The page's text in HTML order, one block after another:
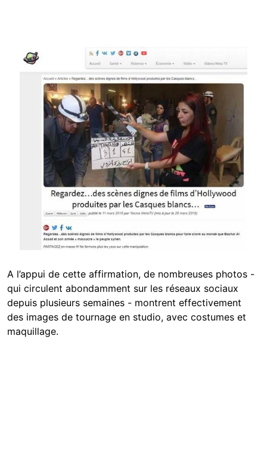
Image
A l’appui de cette affirmation, de nombreuses photos -
qui circulent abondamment sur les réseaux sociaux
depuis plusieurs semaines - montrent effectivement
des images de tournage en studio, avec costumes et
maquillage.